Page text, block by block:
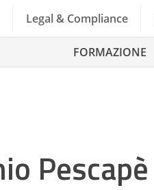
Legal & Compliance
FORMAZIONE
Pescapè